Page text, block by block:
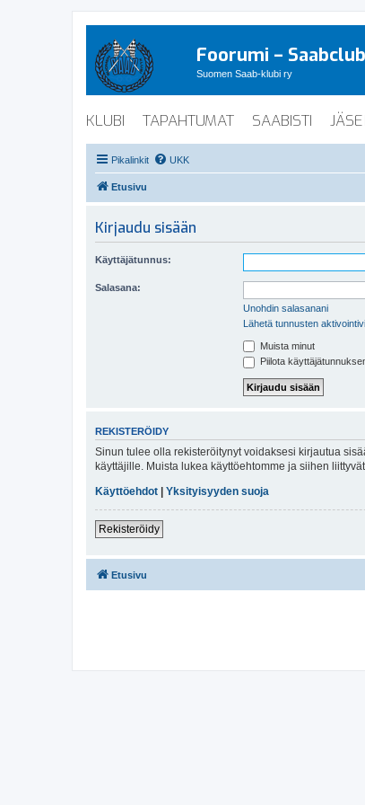
Foorumi –
Suomen Saab-klubi ry
KLUBI TAPAHTUMAT SAABISTI
Pikalinkit UKK
Etusivu
Kirjaudu sisään
Käyttäjätunnus:
Salasana:
Unohdin salasanani
Lähetä tunnusten
Muista minut
Piilota
REKISTERÖIDY
Sinun tulee olla rekisteröitynyt voidaksesi kirjautua
käyttäjille. Muista lukea käyttöehtomme ja siihen
Käyttöehdot
Yksityisyyden suoja
Rekisteröidy
Etusivu